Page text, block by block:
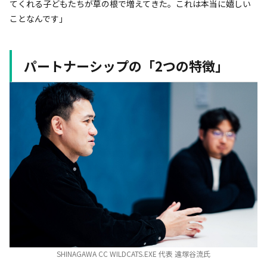
てくれる子どもたちが草の根で増えてきた。これは本当に嬉しい
ことなんです」
パートナーシップの「2つの特徴」
SHINAGAWA CC WILDCATS.EXE 代表 遠塚谷流氏